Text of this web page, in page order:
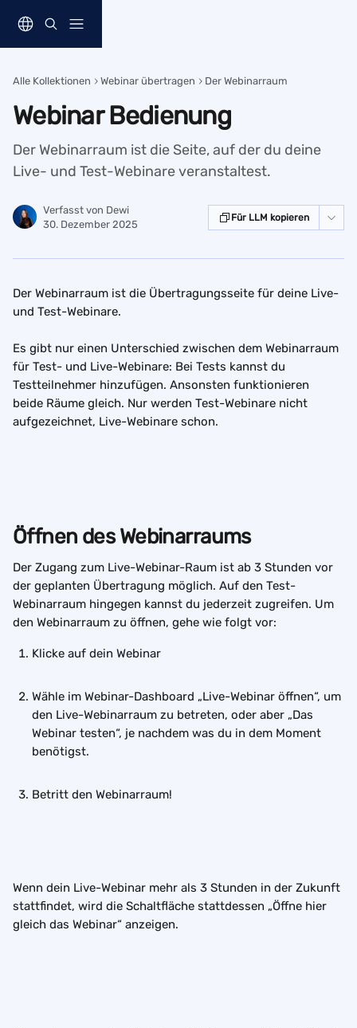
Alle Kollektionen Webinar übertragen Der Webinarraum
Webinar Bedienung
Der Webinarraum ist die Seite, auf der du deine
Live- und Test-Webinare veranstaltest.
Verfasst von Dewi
30. Dezember 2025
Für LLM kopieren
Der Webinarraum ist die Übertragungsseite für deine Live-
und Test-Webinare.
Es gibt nur einen Unterschied zwischen dem Webinarraum
für Test- und Live-Webinare: Bei Tests kannst du
Testteilnehmer hinzufügen. Ansonsten funktionieren
beide Räume gleich. Nur werden Test-Webinare nicht
aufgezeichnet, Live-Webinare schon.
Öffnen des Webinarraums
Der Zugang zum Live-Webinar-Raum ist ab 3 Stunden vor
der geplanten Übertragung möglich. Auf den Test-
Webinarraum hingegen kannst du jederzeit zugreifen. Um
den Webinarraum zu öffnen, gehe wie folgt vor:
Klicke auf dein Webinar
Wähle im Webinar-Dashboard „Live-Webinar öffnen“, um
den Live-Webinarraum zu betreten, oder aber „Das
Webinar testen“, je nachdem was du in dem Moment
benötigst.
Betritt den Webinarraum!
Wenn dein Live-Webinar mehr als 3 Stunden in der Zukunft
stattfindet, wird die Schaltfläche stattdessen „Öffne hier
gleich das Webinar“ anzeigen.